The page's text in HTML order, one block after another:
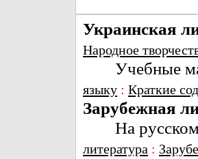
Украинская
Народное
Учебные
языку : Краткие
Зарубежная
На
литература :